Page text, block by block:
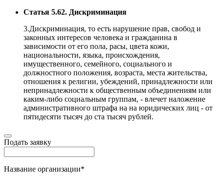
Статья 5.62. Дискриминация
3.Дискриминация, то есть нарушение прав, свобод и
законных интересов человека и гражданина в
зависимости от его пола, расы, цвета кожи,
национальности, языка, происхождения,
имущественного, семейного, социального и
должностного положения, возраста, места жительства,
отношения к религии, убеждений, принадлежности или
непринадлежности к общественным объединениям или
каким-либо социальным группам, - влечет наложение
административного штрафа на на юридических лиц - от
пятидесяти тысяч до ста тысяч рублей.
Подать заявку
Название организации*